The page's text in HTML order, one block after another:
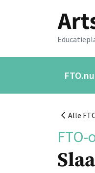
FTO.nu
Alle